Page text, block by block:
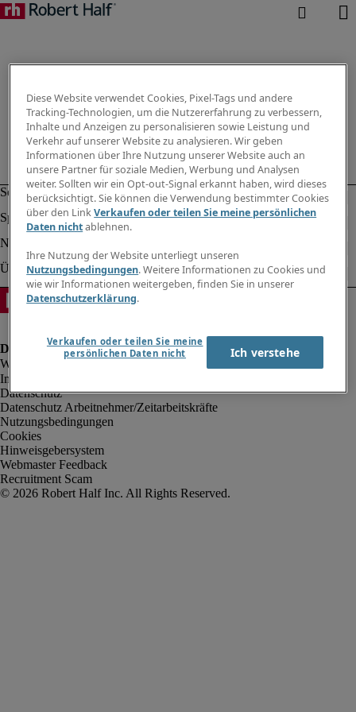
Impressum
Datenschutz
Datenschutz Arbeitnehmer/Zeitarbeitskräfte
Nutzungsbedingungen
Cookies
Hinweisgebersystem
Webmaster Feedback
Recruitment Scam
Diese Website verwendet Cookies, Pixel-Tags und andere
Tracking-Technologien, um die Nutzererfahrung zu verbessern,
Inhalte und Anzeigen zu personalisieren sowie Leistung und
Verkehr auf unserer Website zu analysieren. Wir geben
Informationen über Ihre Nutzung unserer Website auch an
unsere Partner für soziale Medien, Werbung und Analysen
weiter. Sollten wir ein Opt-out-Signal erkannt haben, wird dieses
berücksichtigt. Sie können die Verwendung bestimmter Cookies
über den LinkVerkaufen oder teilen Sie meine persönlichen
Daten nichtablehnen.
Ihre Nutzung der Website unterliegt unseren
Nutzungsbedingungen. Weitere Informationen zu Cookies und
wie wir Informationen weitergeben, finden Sie in unserer
Datenschutzerklärung.
Verkaufen oder teilen Sie meine
persönlichen Daten nicht
Ich verstehe